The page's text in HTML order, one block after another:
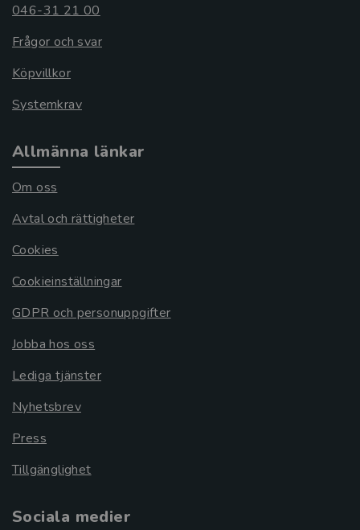
046-31 21 00
Frågor och svar
Köpvillkor
Systemkrav
Allmänna länkar
Om oss
Avtal och rättigheter
Cookies
Cookieinställningar
GDPR och personuppgifter
Jobba hos oss
Lediga tjänster
Nyhetsbrev
Press
Tillgänglighet
Sociala medier